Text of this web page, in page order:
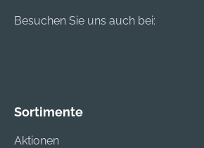
Besuchen Sie uns auch bei:
Sortimente
Aktionen